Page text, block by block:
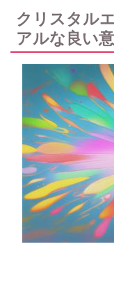
クリスタル
アルな良い